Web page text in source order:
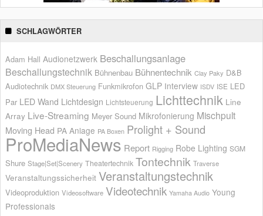
SCHLAGWÖRTER
Adam Hall Audionetzwerk Beschallungsanlage
Beschallungstechnik Bühnenbau Bühnentechnik Clay Paky D&B
Audiotechnik DMX Steuerung Funkmikrofon GLP Interview ISDV ISE LED
Par LED Wand Lichtdesign Lichtsteuerung Lichttechnik Line
Array Live-Streaming Meyer Sound Mikrofonierung Mischpult
Moving Head PA Anlage PA Boxen Prolight + Sound
ProMediaNews Report Rigging Robe Lighting SGM
Shure Stage|Set|Scenery Theatertechnik Tontechnik Traverse
Veranstaltungssicherheit Veranstaltungstechnik
Videoproduktion Videosoftware Videotechnik Yamaha Audio Young
Professionals